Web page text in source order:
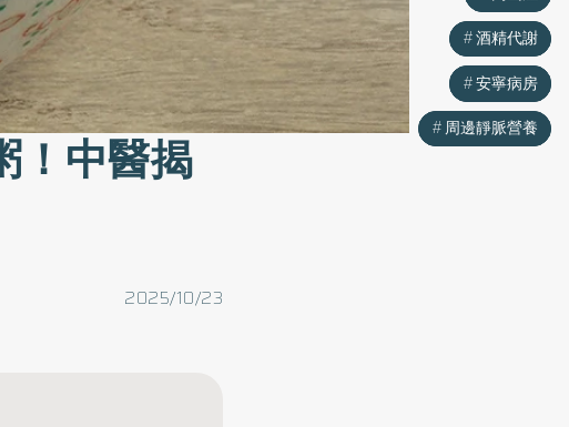
！中醫揭
2025/10/23
酒精代謝
安寧病房
周邊靜脈營養
酒精代謝
安寧病房
周邊靜脈營養